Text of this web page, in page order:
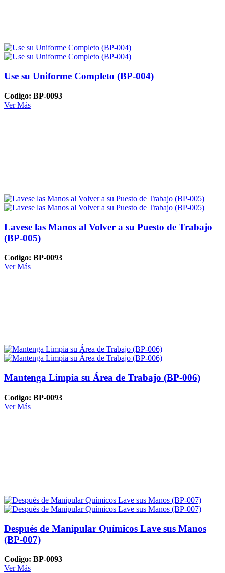
Use su Uniforme Completo (BP-004)
Codigo: BP-0093
Ver Más
Lavese las Manos al Volver a su Puesto de Trabajo
(BP-005)
Codigo: BP-0093
Ver Más
Mantenga Limpia su Área de Trabajo (BP-006)
Codigo: BP-0093
Ver Más
Después de Manipular Químicos Lave sus Manos
(BP-007)
Codigo: BP-0093
Ver Más